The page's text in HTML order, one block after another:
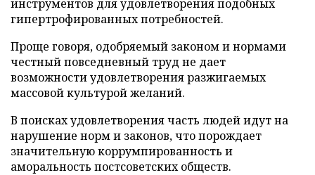
инструментов для удовлетворения подобных
гипертрофированных потребностей.
Проще говоря, одобряемый законом и нормами
честный повседневный труд не дает
возможности удовлетворения разжигаемых
массовой культурой желаний.
В поисках удовлетворения часть людей идут на
нарушение норм и законов, что порождает
значительную коррумпированность и
аморальность постсоветских обществ.